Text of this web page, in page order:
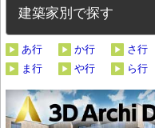
建築家別で探す
あ行 か行 さ行
ま行
や行 ら行